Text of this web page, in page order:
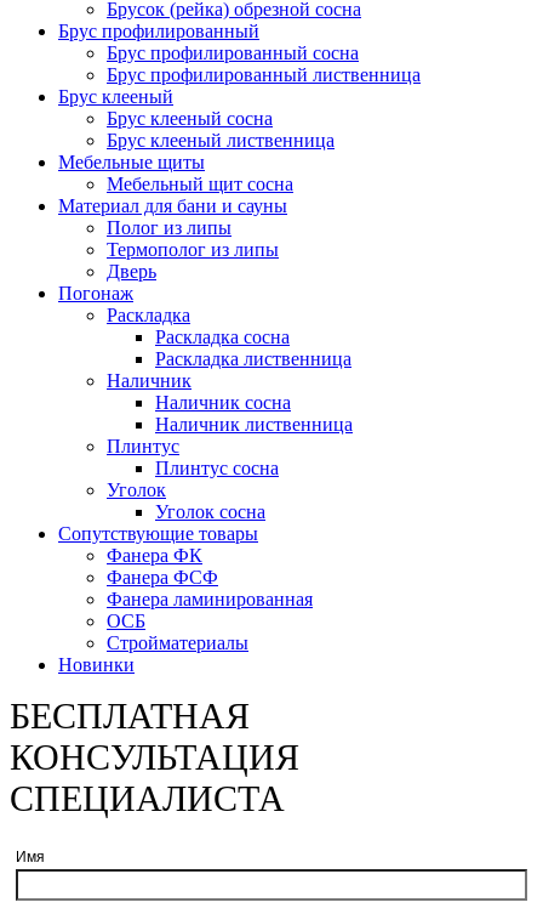
Брусок (рейка) обрезной сосна
Брус профилированный
Брус профилированный сосна
Брус профилированный лиственница
Брус клееный
Брус клееный сосна
Брус клееный лиственница
Мебельные щиты
Мебельный щит сосна
Материал для бани и сауны
Полог из липы
Термополог из липы
Дверь
Погонаж
Раскладка
Раскладка сосна
Раскладка лиственница
Наличник
Наличник сосна
Наличник лиственница
Плинтус
Плинтус сосна
Уголок
Уголок сосна
Сопутствующие товары
Фанера ФК
Фанера ФСФ
Фанера ламинированная
ОСБ
Стройматериалы
Новинки
БЕСПЛАТНАЯ
КОНСУЛЬТАЦИЯ
СПЕЦИАЛИСТА
Имя